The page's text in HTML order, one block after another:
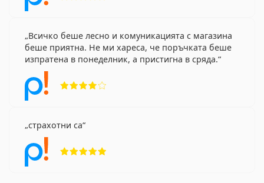
Всичко беше лесно и комуникацията с магазина
беше приятна. Не ми хареса, че поръчката беше
изпратена в понеделник, а пристигна в сряда.
страхотни са